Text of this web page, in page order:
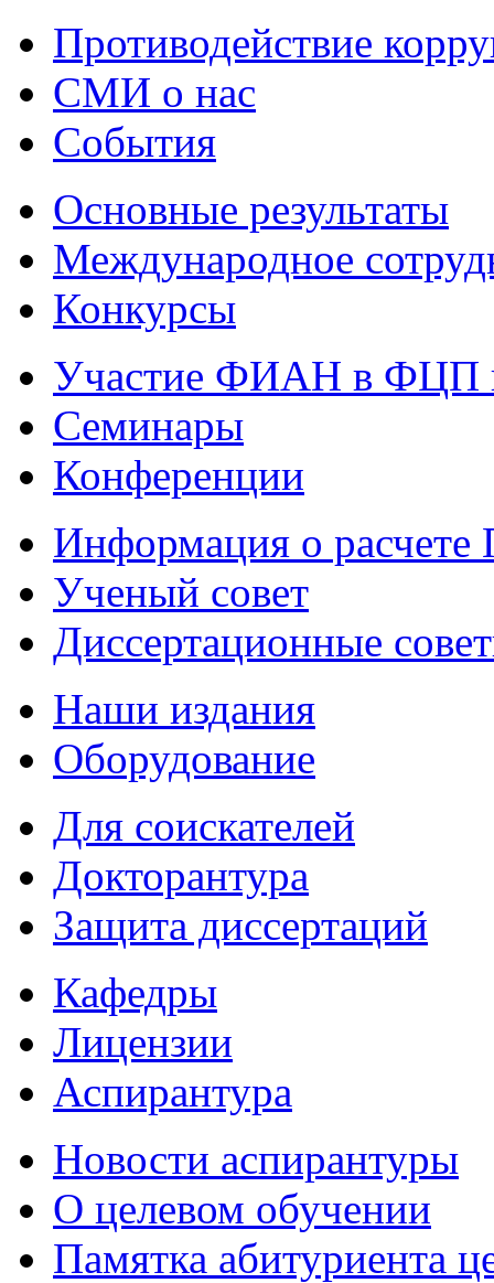
Противодействие
СМИ о нас
События
Основные результаты
Международное
Конкурсы
Участие ФИАН в ФЦП
Семинары
Конференции
Информация о
Ученый совет
Диссертационные
Наши издания
Оборудование
Для соискателей
Докторантура
Защита диссертаций
Кафедры
Лицензии
Аспирантура
Новости аспирантуры
О целевом обучении
Памятка абитуриента